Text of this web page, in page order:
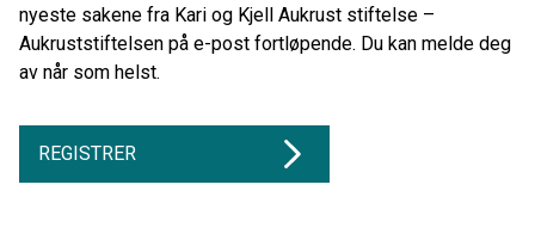
nyeste sakene fra Kari og Kjell Aukrust stiftelse –
Aukruststiftelsen på e-post fortløpende. Du kan melde deg
av når som helst.
REGISTRER